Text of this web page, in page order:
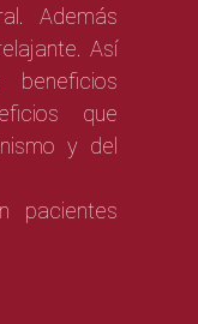
Además
Así
que
y del
pacientes